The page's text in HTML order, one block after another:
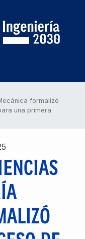
formalizó
una primera